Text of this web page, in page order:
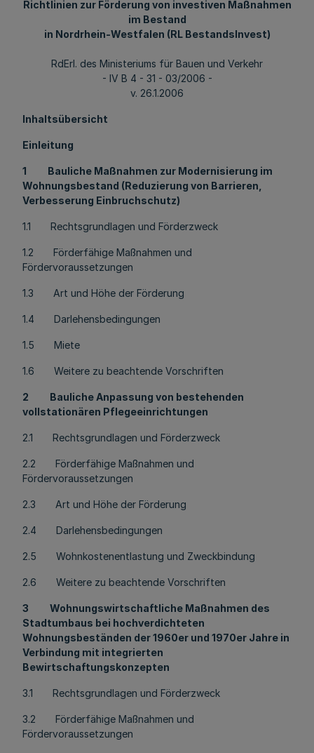
Richtlinien zur Förderung von investiven Maßnahmen
im Bestand
in Nordrhein-Westfalen (RL BestandsInvest)
RdErl. des Ministeriums für Bauen und Verkehr
- IV B 4 - 31 - 03/2006 -
v. 26.1.2006
Inhaltsübersicht
Einleitung
1 Bauliche Maßnahmen zur Modernisierung im
Wohnungsbestand (Reduzierung von Barrieren,
Verbesserung Einbruchschutz)
1.1 Rechtsgrundlagen und Förderzweck
1.2 Förderfähige Maßnahmen und
Fördervoraussetzungen
1.3 Art und Höhe der Förderung
1.4 Darlehensbedingungen
1.5 Miete
1.6 Weitere zu beachtende Vorschriften
2 Bauliche Anpassung von bestehenden
vollstationären Pflegeeinrichtungen
2.1 Rechtsgrundlagen und Förderzweck
2.2 Förderfähige Maßnahmen und
Fördervoraussetzungen
2.3 Art und Höhe der Förderung
2.4 Darlehensbedingungen
2.5 Wohnkostenentlastung und Zweckbindung
2.6 Weitere zu beachtende Vorschriften
3 Wohnungswirtschaftliche Maßnahmen des
Stadtumbaus bei hochverdichteten
Wohnungsbeständen der 1960er und 1970er Jahre in
Verbindung mit integrierten
Bewirtschaftungskonzepten
3.1 Rechtsgrundlagen und Förderzweck
3.2 Förderfähige Maßnahmen und
Fördervoraussetzungen